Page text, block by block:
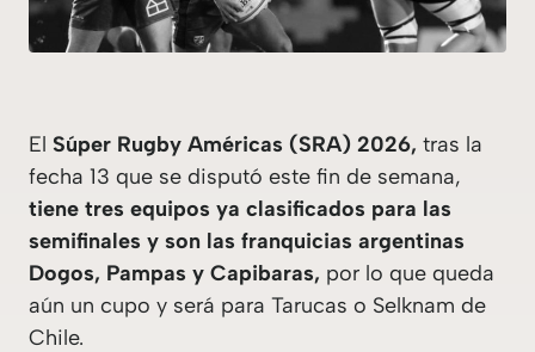
El Súper Rugby Américas (SRA) 2026, tras la
fecha 13 que se disputó este fin de semana,
tiene tres equipos ya clasificados para las
semifinales y son las franquicias argentinas
Dogos, Pampas y Capibaras, por lo que queda
aún un cupo y será para Tarucas o Selknam de
Chile.